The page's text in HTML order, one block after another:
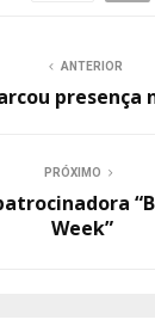
ANTERIOR
presença
PRÓXIMO
Week”